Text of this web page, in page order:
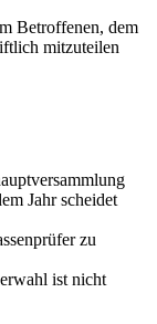
Betroffenen, dem
mitzuteilen
Jahr scheidet
zu
ist nicht